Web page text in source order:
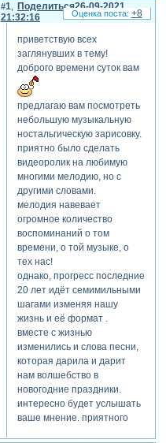
Поделиться
1
26-09-2021
21:32:16
приветствую всех
заглянувших в тему!
доброго времени суток вам
предлагаю вам посмотреть
небольшую музыкальную
ностальгическую зарисовку.
приятно было сделать
видеоролик на любимую
многими мелодию, но с
другими словами.
мелодия навевает
огромное количество
воспоминаний о том
времени, о той музыке, о
тех нас!
однако, прогресс последние
20 лет идёт семимильными
шагами изменяя нашу
жизнь и её формат .
вместе с жизнью
изменились и слова песни,
которая дарила и дарит
нам волшебство в
новогодние праздники.
интересно будет услышать
ваше мнение. приятного
+8